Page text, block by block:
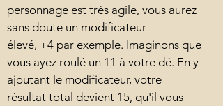
personnage est très agile, vous aurez
sans doute un modificateur
élevé, +4 par exemple. Imaginons que
vous ayez roulé un 11 à votre dé. En y
ajoutant le modificateur, votre
résultat total devient 15, qu'il vous